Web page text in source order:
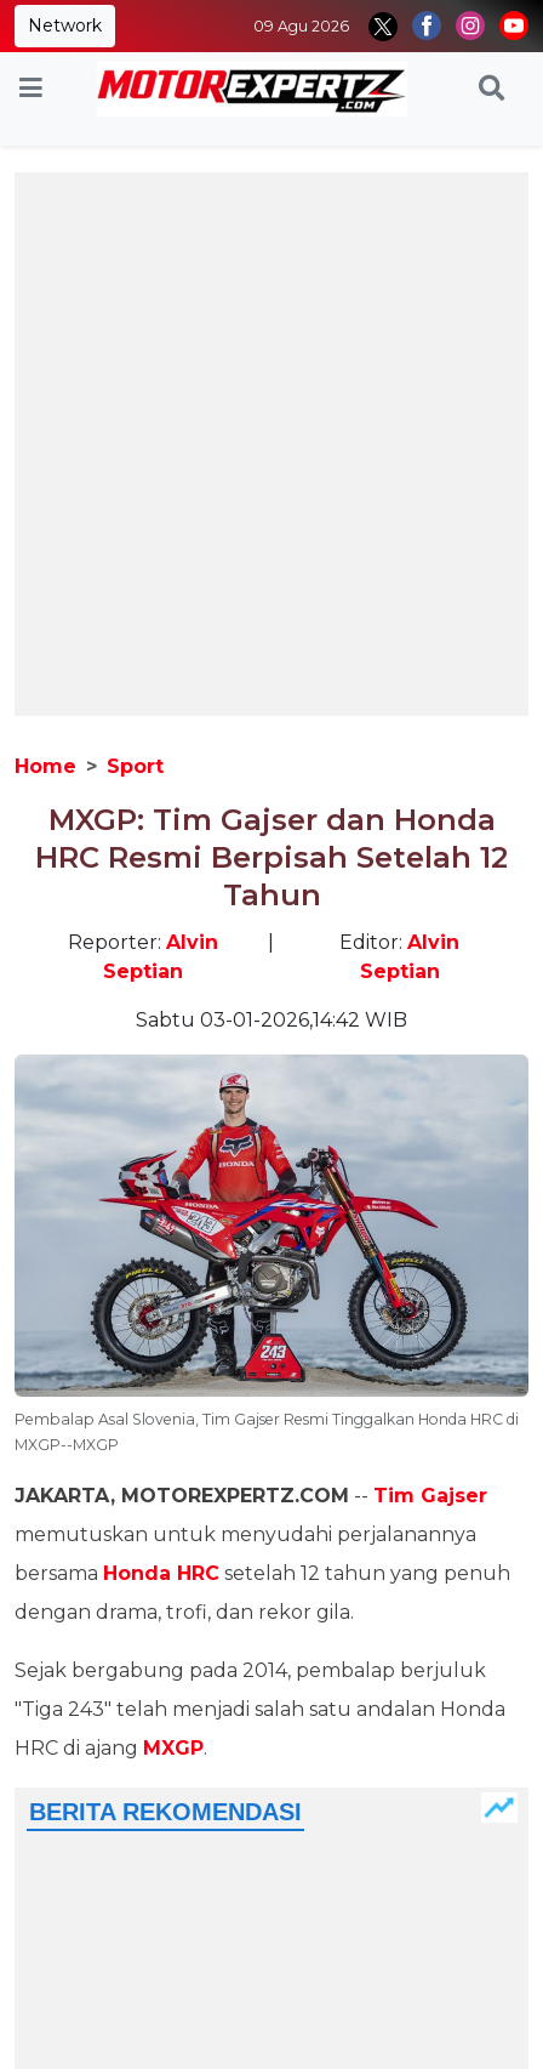
Network 09 Agu 2026
Home Sport
MXGP: Tim Gajser dan Honda
HRC Resmi Berpisah Setelah 12
Tahun
Reporter: Alvin
Septian
Editor:Alvin
Septian
Sabtu 03-01-2026,14:42 WIB
Pembalap Asal Slovenia, Tim Gajser Resmi Tinggalkan Honda HRC di
MXGP--MXGP
JAKARTA, MOTOREXPERTZ.COM -- Tim Gajser
memutuskan untuk menyudahi perjalanannya
bersama Honda HRC setelah 12 tahun yang penuh
dengan drama, trofi, dan rekor gila.
Sejak bergabung pada 2014, pembalap berjuluk
"Tiga 243" telah menjadi salah satu andalan Honda
HRC di ajang MXGP.